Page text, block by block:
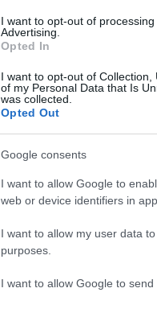
I want to opt-out of
Advertising.
Opted In
I want to opt-out of
of my Personal Data that Is
was collected.
Opted Out
Google consents
I want to allow Google to
web or device identifiers in
I want to allow my user data
purposes.
I want to allow Google to